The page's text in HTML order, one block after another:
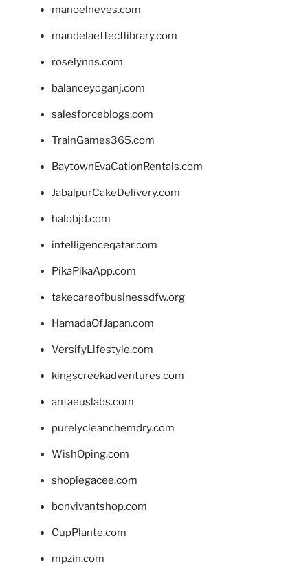
manoelneves.com
mandelaeffectlibrary.com
roselynns.com
balanceyoganj.com
salesforceblogs.com
TrainGames365.com
BaytownEvaCationRentals.com
JabalpurCakeDelivery.com
halobjd.com
intelligenceqatar.com
PikaPikaApp.com
takecareofbusinessdfw.org
HamadaOfJapan.com
VersifyLifestyle.com
kingscreekadventures.com
antaeuslabs.com
purelycleanchemdry.com
WishOping.com
shoplegacee.com
bonvivantshop.com
CupPlante.com
mpzin.com